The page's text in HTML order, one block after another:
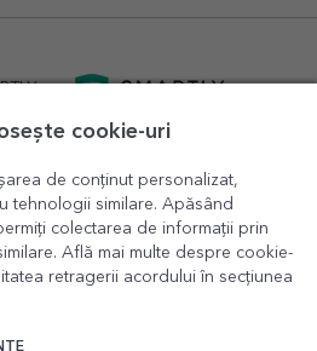
cookie-uri
de conținut personalizat,
tehnologii similare. Apăsând
colectarea de informații prin
Află mai multe despre cookie-
retragerii acordului în secțiunea